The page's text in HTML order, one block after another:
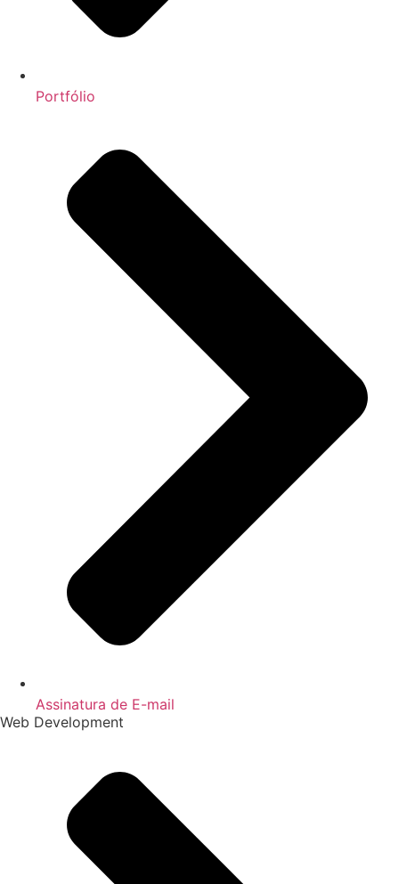
Portfólio
Assinatura de E-mail
Web Development